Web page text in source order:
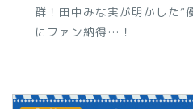
群！田中みな実が明かした“
にファン納得…！